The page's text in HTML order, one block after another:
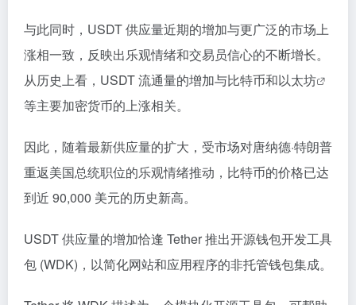
与此同时，USDT 供应量近期的增加与更广泛的市场上
涨相一致，反映出乐观情绪和交易员信心的不断增长。
从历史上看，USDT 流通量的增加与比特币和以太坊
等主要加密货币的上涨相关。
因此，随着最新供应量的扩大，受市场对唐纳德·特朗普
重返美国总统职位的乐观情绪推动，比特币的价格已达
到近 90,000 美元的历史新高。
USDT 供应量的增加恰逢 Tether 推出开源钱包开发工具
包 (WDK)，以简化网站和应用程序的非托管钱包集成。